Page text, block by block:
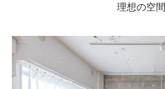
理想の空